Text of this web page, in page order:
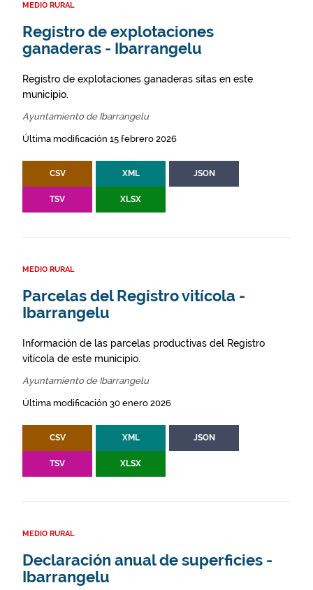
MEDIO RURAL
Registro de explotaciones
ganaderas - Ibarrangelu
Registro de explotaciones ganaderas sitas en este
municipio.
Ayuntamiento de Ibarrangelu
Última modificación 15 febrero 2026
CSV XML JSON
TSV XLSX
MEDIO RURAL
Parcelas del Registro vitícola -
Ibarrangelu
Información de las parcelas productivas del Registro
vitícola de este municipio.
Ayuntamiento de Ibarrangelu
Última modificación 30 enero 2026
CSV XML JSON
TSV XLSX
MEDIO RURAL
Declaración anual de superficies -
Ibarrangelu